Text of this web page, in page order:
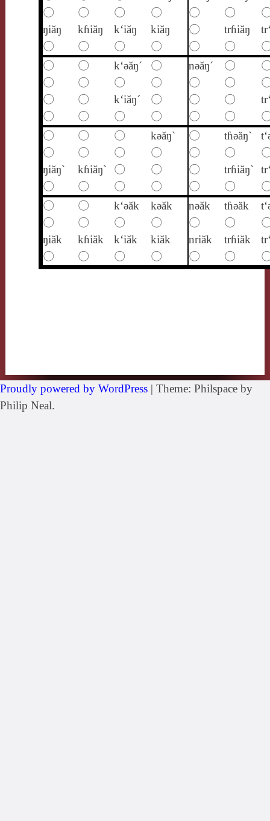
〇
〇 〇 〇 〇 〇
ŋiăŋ
kɦiăŋ k‘iăŋ kiăŋ 〇 trɦiăŋ
〇
〇 〇 〇 〇 〇
〇
〇 k‘ǝăŋ´ 〇 nǝăŋ´ 〇
〇
〇 〇 〇 〇 〇
〇
〇 k‘iăŋ´ 〇 〇 〇
〇
〇 〇 〇 〇 〇
〇
〇 〇 kǝăŋ` 〇 tɦǝăŋ`
〇
〇 〇 〇 〇 〇
ŋiăŋ`
kɦiăŋ` 〇 〇 〇 trɦiăŋ`
〇
〇 〇 〇 〇 〇
〇
〇 k‘ǝăk kǝăk nǝăk tɦǝăk
〇
〇 〇 〇 〇 〇
ŋiăk
kɦiăk k‘iăk kiăk nriăk trɦiăk
〇
〇 〇 〇 〇 〇
Proudly powered by WordPress | Theme: Philspace by
Philip Neal.